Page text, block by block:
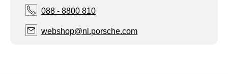
088 - 8800 810
webshop@nl.porsche.com